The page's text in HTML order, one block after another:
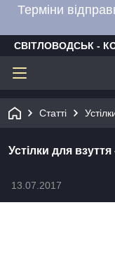
Терміни
СВІТЛОВОДСЬК -
Статті
Устілки для
13.07.2017